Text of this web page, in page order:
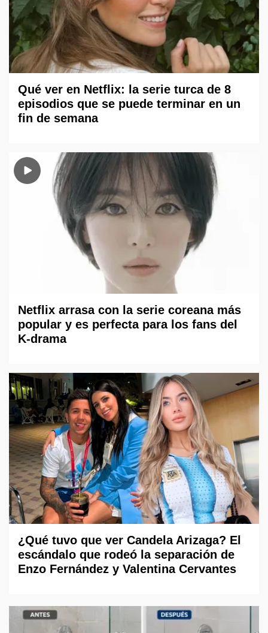
Qué ver en Netflix: la serie turca de 8
episodios que se puede terminar en un
fin de semana
Netflix arrasa con la serie coreana más
popular y es perfecta para los fans del
K-drama
¿Qué tuvo que ver Candela Arizaga? El
escándalo que rodeó la separación de
Enzo Fernández y Valentina Cervantes